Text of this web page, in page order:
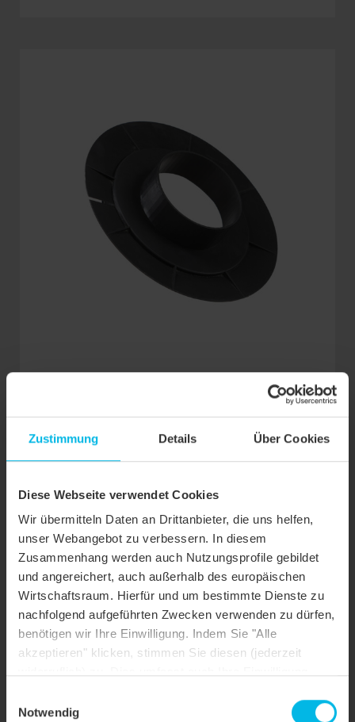
Zustimmung Details Über Cookies
Diese Webseite verwendet Cookies
Wir übermitteln Daten an Drittanbieter, die uns helfen,
unser Webangebot zu verbessern. In diesem
Zusammenhang werden auch Nutzungsprofile gebildet
und angereichert, auch außerhalb des europäischen
Wirtschaftsraum. Hierfür und um bestimmte Dienste zu
nachfolgend aufgeführten Zwecken verwenden zu dürfen,
benötigen wir Ihre Einwilligung. Indem Sie "Alle
akzeptieren" klicken, stimmen Sie diesen (jederzeit
Einstellungen ändern oder die Datenverarbeitung
Notwendig